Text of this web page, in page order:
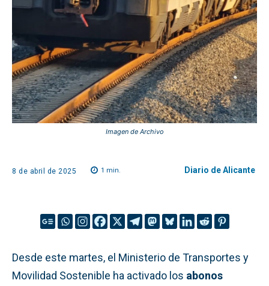
Imagen de Archivo
8 de abril de 2025 1 min. Diario de Alicante
Desde este martes, el Ministerio de Transportes y
Movilidad Sostenible ha activado los abonos